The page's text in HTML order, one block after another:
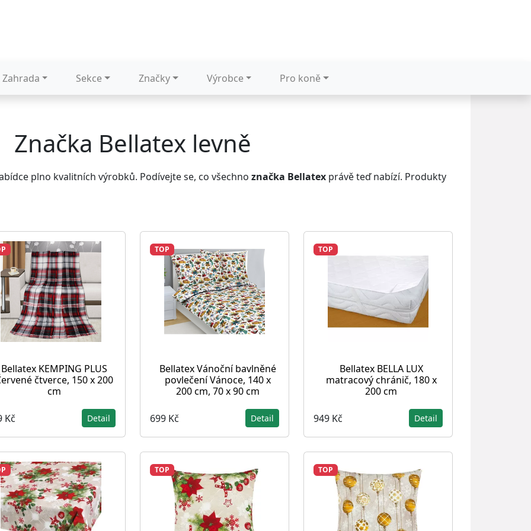
Zahrada Sekce Značky Výrobce Pro koně
Značka Bellatex levně
plno kvalitních výrobků. Podívejte se, co všechno značka Bellatex právě teď nabízí. Produkty
Bellatex KEMPING PLUS
čtverce, 150 x 200
cm
Kč Detail
TOP
Bellatex Vánoční bavlněné
povlečení Vánoce, 140 x
200 cm, 70 x 90 cm
699 Kč Detail
TOP
Bellatex BELLA LUX
matracový chránič, 180 x
200 cm
949 Kč Detail
TOP TOP